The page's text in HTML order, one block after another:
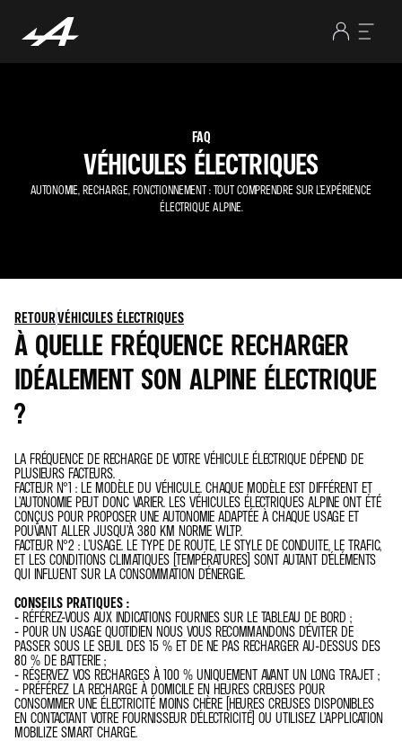
FAQ
VÉHICULES ÉLECTRIQUES
AUTONOMIE, RECHARGE, FONCTIONNEMENT : TOUT COMPRENDRE SUR L’EXPÉRIENCE
ÉLECTRIQUE ALPINE.
RETOURVÉHICULES ÉLECTRIQUES
À QUELLE FRÉQUENCE RECHARGER
IDÉALEMENT SON ALPINE ÉLECTRIQUE
?
LA FRÉQUENCE DE RECHARGE DE VOTRE VÉHICULE ÉLECTRIQUE DÉPEND DE
PLUSIEURS FACTEURS.
FACTEUR N°1 : LE MODÈLE DU VÉHICULE. CHAQUE MODÈLE EST DIFFÉRENT ET
L’AUTONOMIE PEUT DONC VARIER. LES VÉHICULES ÉLECTRIQUES ALPINE ONT ÉTÉ
CONÇUS POUR PROPOSER UNE AUTONOMIE ADAPTÉE À CHAQUE USAGE ET
POUVANT ALLER JUSQU’À 380 KM NORME WLTP.
FACTEUR N°2 : L’USAGE. LE TYPE DE ROUTE, LE STYLE DE CONDUITE, LE TRAFIC,
ET LES CONDITIONS CLIMATIQUES (TEMPÉRATURES) SONT AUTANT D’ÉLÉMENTS
QUI INFLUENT SUR LA CONSOMMATION D'ÉNERGIE.
CONSEILS PRATIQUES :
- RÉFÉREZ-VOUS AUX INDICATIONS FOURNIES SUR LE TABLEAU DE BORD ;
- POUR UN USAGE QUOTIDIEN NOUS VOUS RECOMMANDONS D'ÉVITER DE
PASSER SOUS LE SEUIL DES 15 % ET DE NE PAS RECHARGER AU-DESSUS DES
80 % DE BATTERIE ;
- RÉSERVEZ VOS RECHARGES À 100 % UNIQUEMENT AVANT UN LONG TRAJET ;
- PRÉFÉREZ LA RECHARGE À DOMICILE EN HEURES CREUSES POUR
CONSOMMER UNE ÉLECTRICITÉ MOINS CHÈRE (HEURES CREUSES DISPONIBLES
EN CONTACTANT VOTRE FOURNISSEUR D’ÉLECTRICITÉ) OU UTILISEZ L’APPLICATION
MOBILIZE SMART CHARGE.